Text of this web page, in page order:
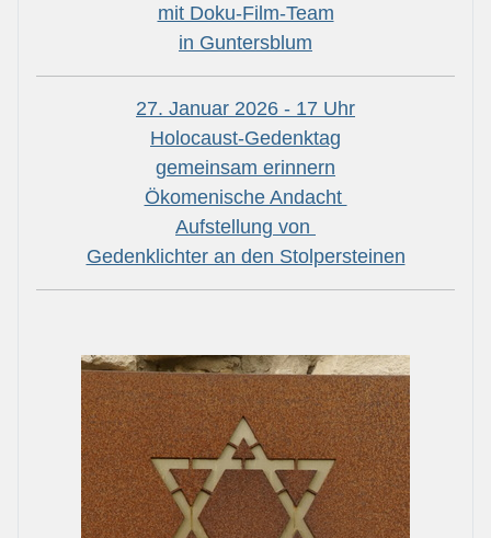
mit Doku-Film-Team
in Guntersblum
27. Januar 2026 - 17 Uhr
Holocaust-Gedenktag
gemeinsam erinnern
Ökomenische Andacht
Aufstellung von
Gedenklichter an den Stolpersteinen